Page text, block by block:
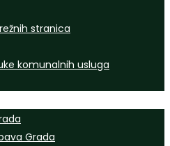
stranica
komunalnih usluga
Grada